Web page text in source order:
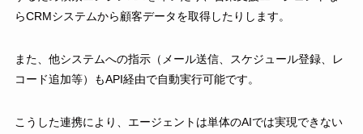
らCRMシステムから顧客データを取得したりします。
また、他システムへの指示（メール送信、スケジュール登録、レ
コード追加等）もAPI経由で自動実行可能です。
こうした連携により、エージェントは単体のAIでは実現できない